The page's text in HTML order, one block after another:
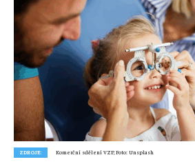
Nic není tak důležité, jako vaše
Náš web nabízí komplexní informace a
styl, zahrnující nejnovější poznatky o
přínosné zdravotní praktiky, techniky
vyváženou stravu.
ZDROJE: Komerční sdělení VZP, Foto: Unsplash